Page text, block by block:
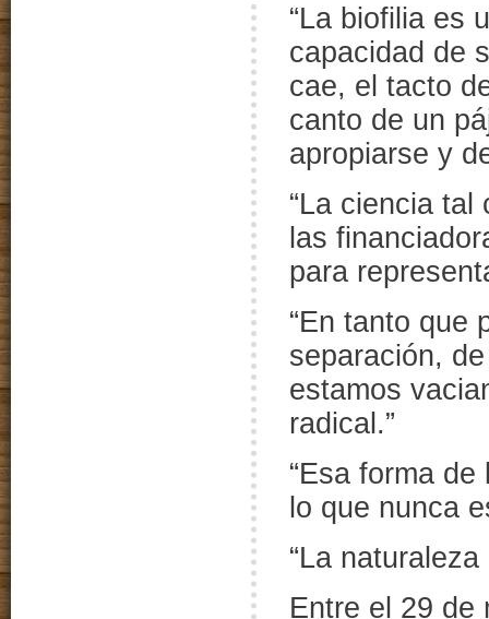
“La biofilia es
capacidad de
cae, el tacto
canto de un
apropiarse y
“La ciencia
las
para
“En tanto que
separación,
estamos
radical.”
“Esa forma
lo que nunca
“La
Entre el 29 de